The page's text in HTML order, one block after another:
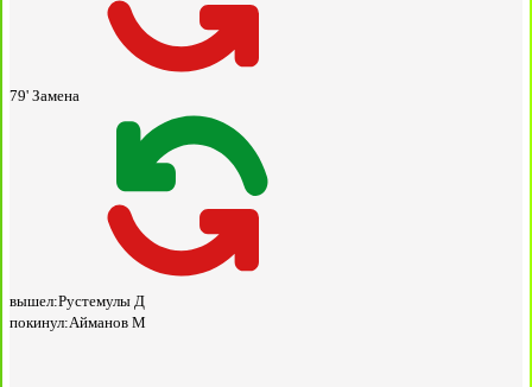
79' Замена
вышел:Рустемулы Д
покинул:Айманов М